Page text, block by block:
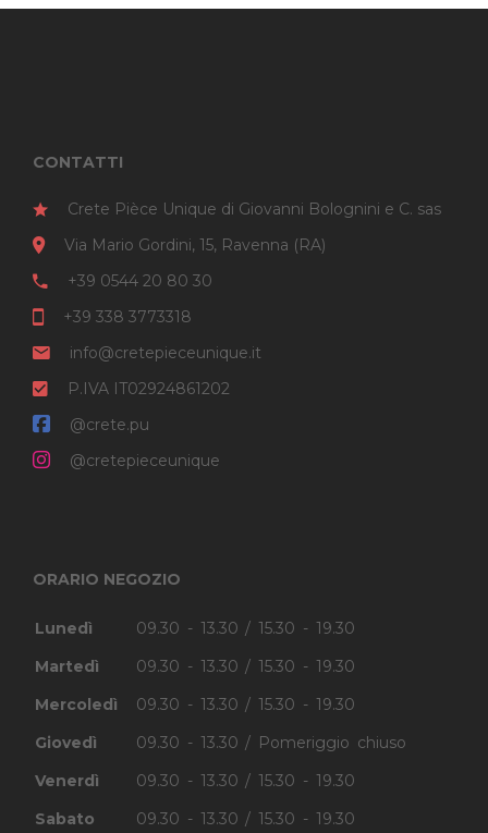
CONTATTI
Crete Pièce Unique di Giovanni Bolognini e C. sas
Via Mario Gordini, 15, Ravenna (RA)
+39 0544 20 80 30
+39 338 3773318
info@cretepieceunique.it
P.IVA IT02924861202
@crete.pu
@cretepieceunique
ORARIO NEGOZIO
Lunedì
09.30 - 13.30 / 15.30 - 19.30
Martedì
09.30 - 13.30 / 15.30 - 19.30
Mercoledì
09.30 - 13.30 / 15.30 - 19.30
Giovedì
09.30 - 13.30 / Pomeriggio chiuso
Venerdì
09.30 - 13.30 / 15.30 - 19.30
Sabato
09.30 - 13.30 / 15.30 - 19.30